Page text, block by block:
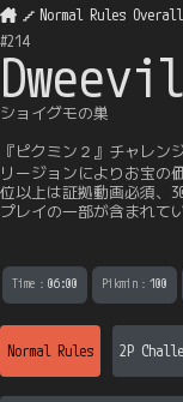
Normal Rules
#214
ショイグモの巣
『ピクミン２』チャレン
リージョンによりお宝の
位以上は証拠動画必須、
プレイの一部が含まれて
Time ： 06:00 Pikmin ： 100
Normal Rules 2P